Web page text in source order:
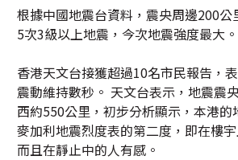
根據中國地震台資料，震央周邊200
5次3級以上地震，今次地震強度最大。
香港天文台接獲超過10名市民報告，
震動維持數秒。 天文台表示，地震震
西約550公里，初步分析顯示，本港
麥加利地震烈度表的第二度，即在樓
而且在靜止中的人有感。